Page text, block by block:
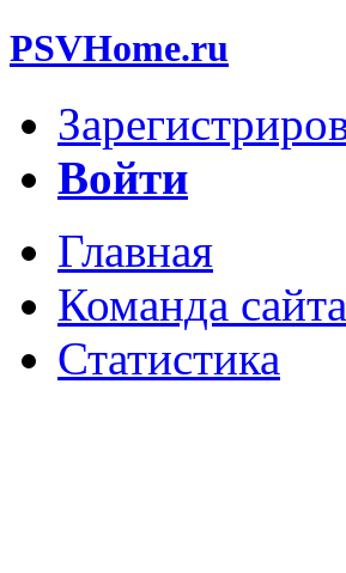
PSVHome.ru
Войти
Главная
Команда сайта
Статистика